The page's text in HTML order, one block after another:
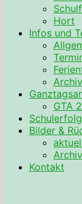
Hort
Infos und
GTA
Bilder &
Kontakt